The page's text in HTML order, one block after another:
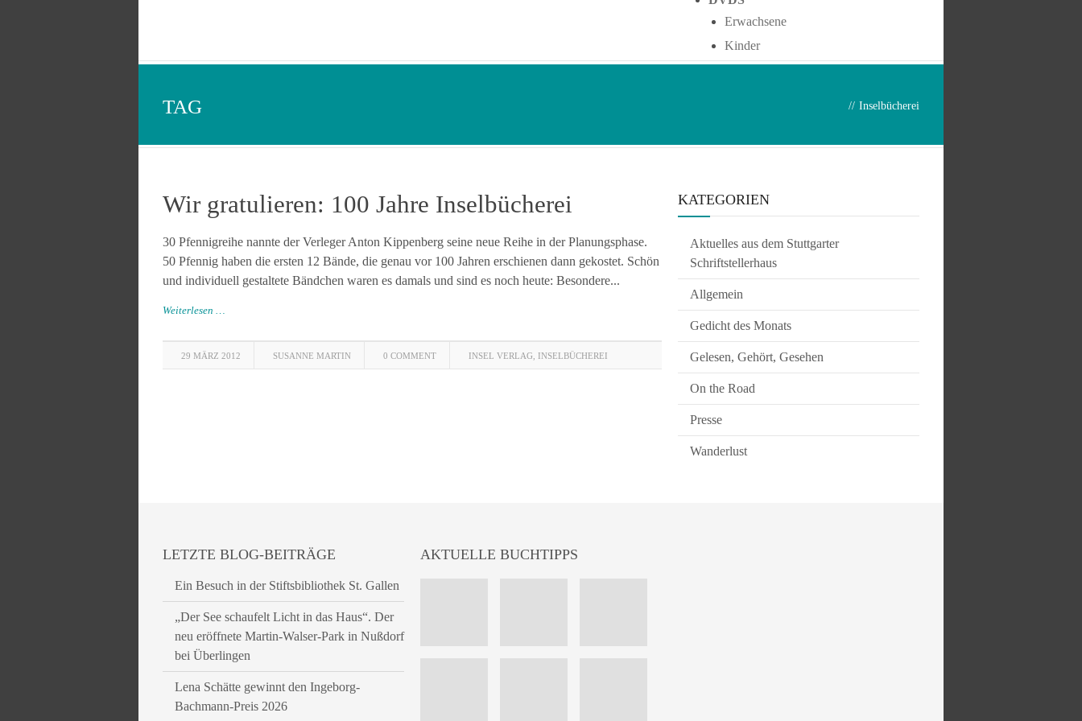
Erwachsene
Kinder
TAG // Inselbücherei
Wir gratulieren: 100 Jahre Inselbücherei
30 Pfennigreihe nannte der Verleger Anton Kippenberg seine neue Reihe in der Planungsphase.
50 Pfennig haben die ersten 12 Bände, die genau vor 100 Jahren erschienen dann gekostet. Schön
und individuell gestaltete Bändchen waren es damals und sind es noch heute: Besondere...
Weiterlesen …
29 MÄRZ 2012 SUSANNE MARTIN 0 COMMENT INSEL VERLAG INSELBÜCHEREI
KATEGORIEN
Aktuelles aus dem Stuttgarter
Schriftstellerhaus
Allgemein
Gedicht des Monats
Gelesen, Gehört, Gesehen
On the Road
Presse
Wanderlust
LETZTE BLOG-BEITRÄGE
Ein Besuch in der Stiftsbibliothek St. Gallen
„Der See schaufelt Licht in das Haus“. Der
neu eröffnete Martin-Walser-Park in Nußdorf
bei Überlingen
Lena Schätte gewinnt den Ingeborg-
Bachmann-Preis 2026
AKTUELLE BUCHTIPPS